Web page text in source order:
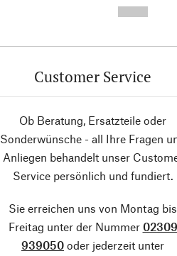
Customer Service
Ob Beratung, Ersatzteile oder
Sonderwünsche - all Ihre Fragen
Anliegen behandelt unser
Service persönlich und fundiert.
Sie erreichen uns von Montag bis
Freitag unter der Nummer 02309
939050 oder jederzeit unter